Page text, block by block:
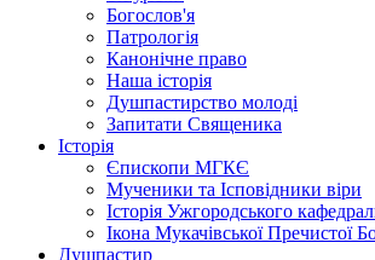
Богослов'я
Патрологія
Канонічне право
Наша історія
Душпастирство молоді
Запитати Священика
Історія
Єпископи МГКЄ
Мученики та Ісповідники віри
Історія Ужгородського
Ікона Мукачівської Пречистої
Душпастир